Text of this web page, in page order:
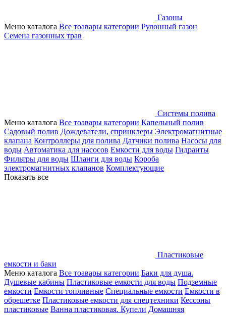
Газоны
Меню каталога Все тоавары категории Рулонный газон
Семена газонных трав
Системы полива
Меню каталога Все тоавары категории Капельный полив
Садовый полив Дождеватели, спринклеры Электромагнитные
клапана Контроллеры для полива Датчики полива Насосы для
воды Автоматика для насосов Емкости для воды Гидранты
Фильтры для воды Шланги для воды Короба
электромагнитных клапанов Комплектующие
Показать все
Пластиковые
емкости и баки
Меню каталога Все тоавары категории Баки для душа.
Душевые кабины Пластиковые емкости для воды Подземные
емкости Емкости топливные Специальные емкости Емкости в
обрешетке Пластиковые емкости для спецтехники Кессоны
пластиковые Ванна пластиковая. Купели Домашняя